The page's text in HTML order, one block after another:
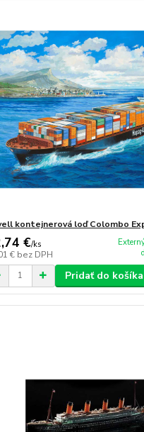
kontejnerová loď Colombo
€/ks
€ bez DPH
Pridať do košíka